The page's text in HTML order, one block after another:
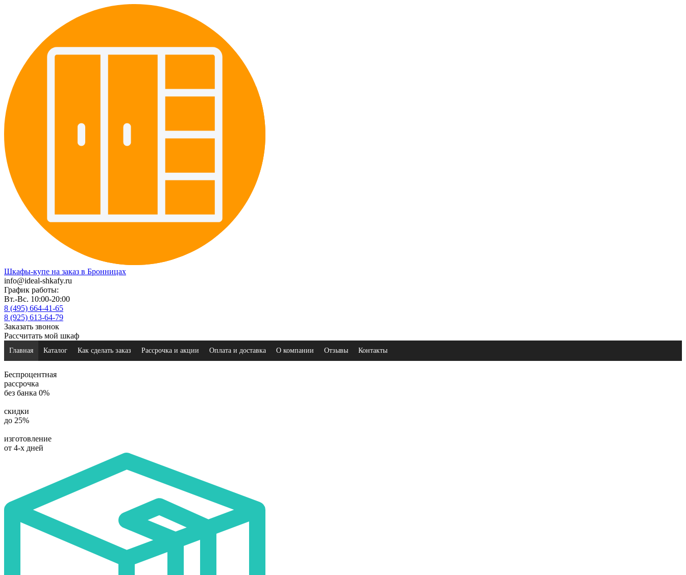
Шкафы-купе на заказ в Бронницах
info@ideal-shkafy.ru
График работы:
Вт.-Вс. 10:00-20:00
8 (495) 664-41-65
8 (925) 613-64-79
Заказать звонок
Рассчитать мой шкаф
Главная Каталог Как сделать заказ Рассрочка и акции Оплата и доставка О компании Отзывы Контакты
Беспроцентная
рассрочка
без банка 0%
скидки
до 25%
изготовление
от 4-х дней